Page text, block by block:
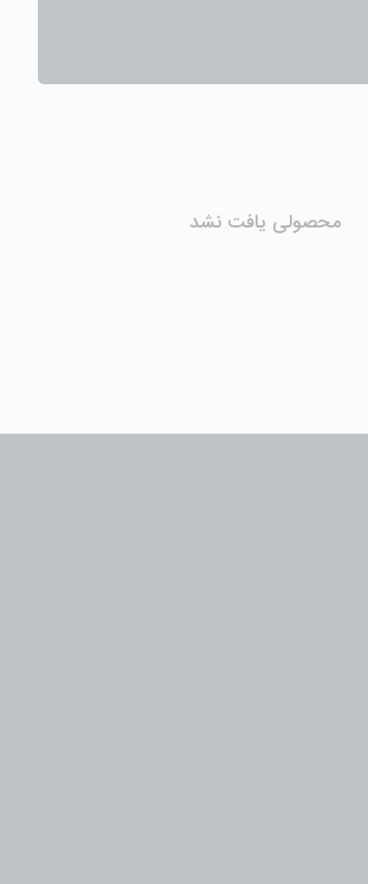
محصولی یافت نشد